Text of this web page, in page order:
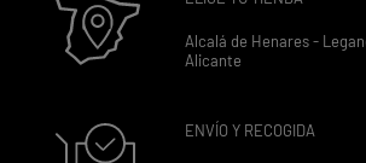
Alcalá de Henares -
Alicante
ENVÍO Y RECOGIDA